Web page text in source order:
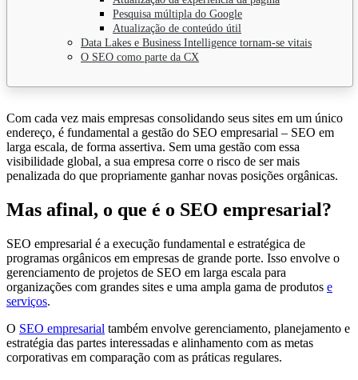
Pesquisa múltipla do Google
Atualização de conteúdo útil
Data Lakes e Business Intelligence tornam-se vitais
O SEO como parte da CX
Com cada vez mais empresas consolidando seus sites em um único
endereço, é fundamental a gestão do SEO empresarial – SEO em
larga escala, de forma assertiva. Sem uma gestão com essa
visibilidade global, a sua empresa corre o risco de ser mais
penalizada do que propriamente ganhar novas posições orgânicas.
Mas afinal, o que é o SEO empresarial?
SEO empresarial é a execução fundamental e estratégica de
programas orgânicos em empresas de grande porte. Isso envolve o
gerenciamento de projetos de SEO em larga escala para
organizações com grandes sites e uma ampla gama de produtos e
serviços.
O SEO empresarial também envolve gerenciamento, planejamento e
estratégia das partes interessadas e alinhamento com as metas
corporativas em comparação com as práticas regulares.